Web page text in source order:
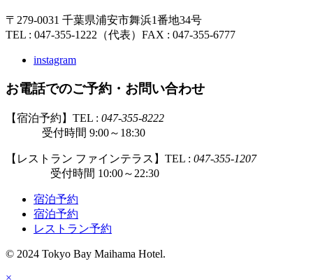
〒279-0031 千葉県浦安市舞浜1番地34号
TEL : 047-355-1222（代表） FAX : 047-355-6777
instagram
お電話でのご予約・お問い合わせ
【宿泊予約】TEL : 047-355-8222
受付時間 9:00～18:30
【レストラン ファインテラス】TEL : 047-355-1207
受付時間 10:00～22:30
宿泊予約
宿泊予約
レストラン予約
© 2024 Tokyo Bay Maihama Hotel.
×